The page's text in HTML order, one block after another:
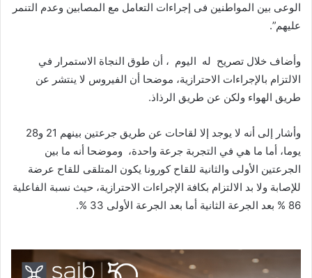
الوعى بين المواطنين فى إجراءات التعامل مع المصابين وعدم التنمر
عليهم”.
وأضاف خلال تصريح له اليوم ، أن طوق النجاة الاستمرار في
الالتزام بالإجراءات الاحترازية، موضحا أن الفيروس لا ينتشر عن
طريق الهواء ولكن عن طريق الرذاذ.
وأشار إلى أنه لا يوجد إلا لقاحات عن طريق جرعتين بينهم 21 و28
يوما، أما ما هي في التجربة جرعة واحدة، وموضحا أنه ما بين
الجرعتين الأولى والثانية للقاح كورونا يكون المتلقى للقاح عرضة
للإصابة ولا بد الالتزام بكافة الإجراءات الاحترازية، حيث نسبة الفاعلية
86 % بعد الجرعة الثانية أما بعد الجرعة الأولى 33 %.